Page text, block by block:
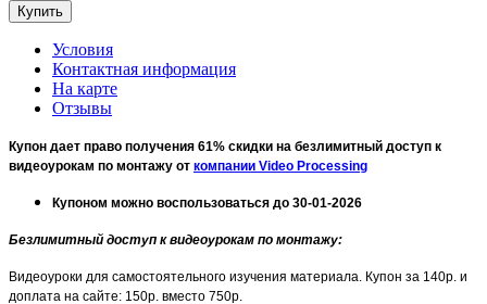
Условия
Контактная информация
На карте
Отзывы
Купон дает право получения 61% скидки на безлимитный доступ к
видеоурокам по монтажу от компании Video Processing
Купоном можно воспользоваться до 30-01-2026
Безлимитный доступ к видеоурокам по монтажу:
Видеоуроки для самостоятельного изучения материала. Купон за 140р. и
доплата на сайте: 150р. вместо 750р.